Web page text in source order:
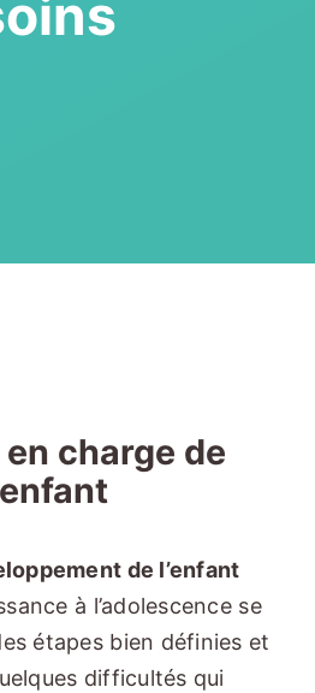
charge de
de l’enfant
à l’adolescence se
étapes bien définies et
difficultés qui